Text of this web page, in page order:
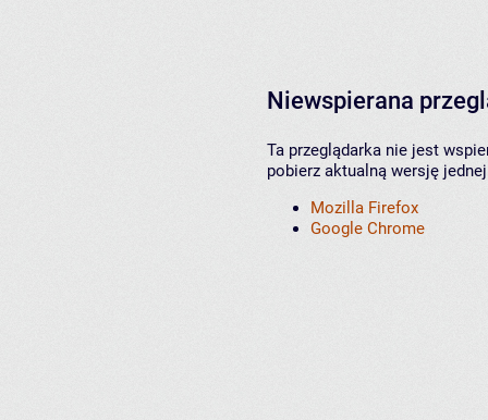
Niewspierana
Ta przeglądarka nie jest
pobierz aktualną wersję
Mozilla Firefox
Google Chrome